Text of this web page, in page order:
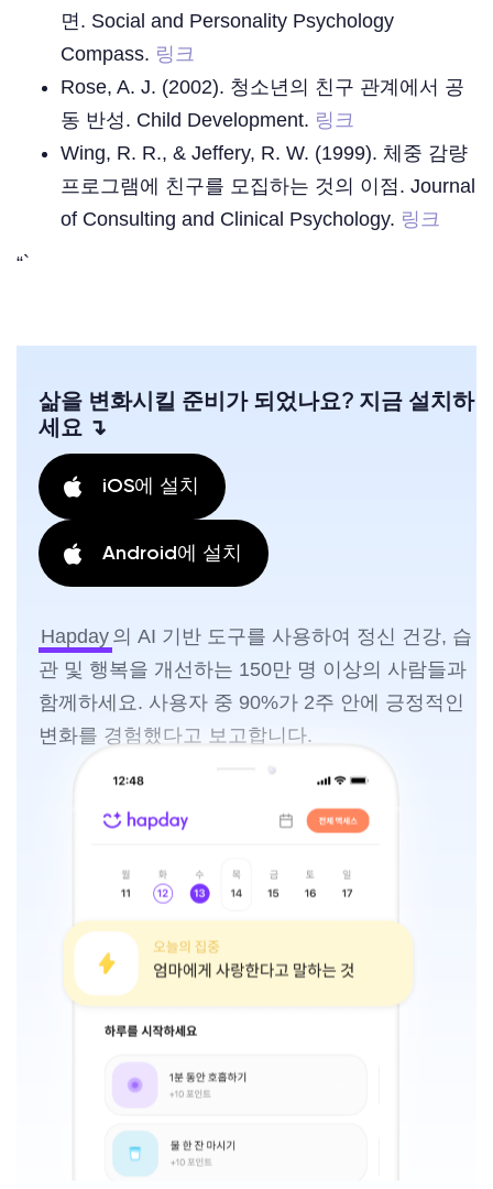
면. Social and Personality Psychology
Compass. 링크
Rose, A. J. (2002). 청소년의 친구 관계에서 공
동 반성. Child Development. 링크
Wing, R. R., & Jeffery, R. W. (1999). 체중 감량
프로그램에 친구를 모집하는 것의 이점. Journal
of Consulting and Clinical Psychology. 링크
“`
삶을 변화시킬 준비가 되었나요? 지금 설치하
세요 ↴
iOS에 설치
Android에 설치
Hapday 의 AI 기반 도구를 사용하여 정신 건강, 습
관 및 행복을 개선하는 150만 명 이상의 사람들과
함께하세요. 사용자 중 90%가 2주 안에 긍정적인
변화를 경험했다고 보고합니다.